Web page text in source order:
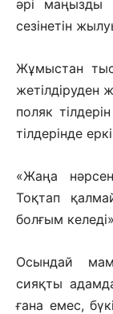
әрі маңызды
сезінетін
Жұмыстан
жетілдіруден
поляк
тілдерінде
«Жаңа
Тоқтап
болғым
Осындай
сияқты
ғана емес,